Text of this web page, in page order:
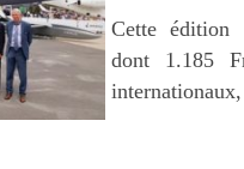
Cette édition
dont 1.185